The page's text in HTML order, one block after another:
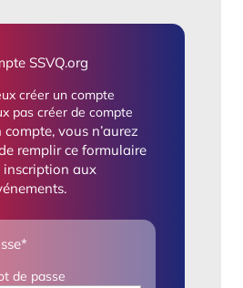
SSVQ.org
créer un compte
pas créer de compte
vous n’aurez
remplir ce formulaire
inscription aux
*
de passe